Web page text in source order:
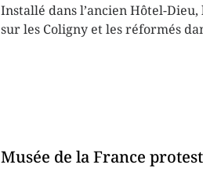
Installé dans l’ancien Hôtel-
sur les Coligny et les réformés
Musée de la France